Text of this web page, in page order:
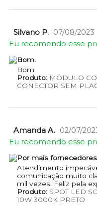
Silvano P. 07/08/2023
Eu recomendo esse
Bom.
Bom.
Produto:MÓDULO
CONECTOR SEM
Amanda A. 02/07/
Eu recomendo esse
Por mais
Atendimento
comunicação muito
mil vezes! Feliz pela
Produto:SPOT LED
10W 3000K PRETO